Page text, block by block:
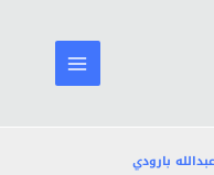
بارودي